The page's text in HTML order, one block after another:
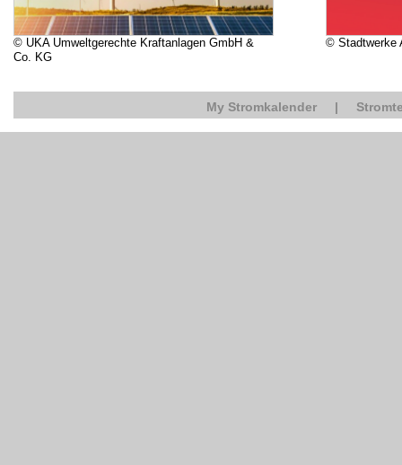
© UKA Umweltgerechte Kraftanlagen GmbH &
Co. KG
© Stadtwerke
My Stromkalender |